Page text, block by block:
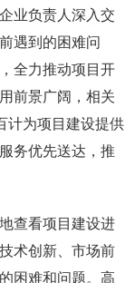
业负责人深入交
遇到的困难问
全力推动项目开
前景广阔，相关
计为项目建设提供
务优先送达，推
查看项目建设进
术创新、市场前
困难和问题。高